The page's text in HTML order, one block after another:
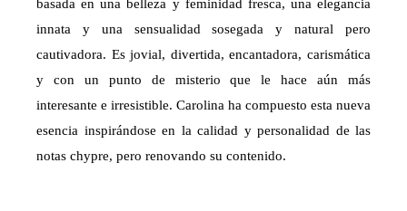
basada en una belleza y feminidad fresca, una elegancia
innata y una sensualidad sosegada y natural pero
cautivadora. Es jovial, divertida, encantadora, carismática
y con un punto de misterio que le hace aún más
interesante e irresistible. Carolina ha compuesto esta nueva
esencia inspirándose en la calidad y personalidad de las
notas chypre, pero renovando su contenido.